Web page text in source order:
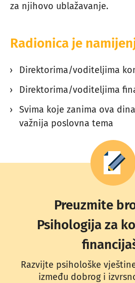
za njihovo ublažavanje.
Radionica je
Direktorima/voditeljima
Direktorima/voditeljima
Svima koje zanima ova
važnija poslovna tema
Preuzmite
Psihologija za
Razvijte psihološke
između dobrog i